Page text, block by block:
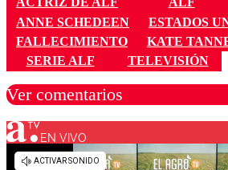
ANNE SCHEDEEN
ESTADOS
FALLECIMIENTO
KATE
SERIE ALF
TELEVISIÓN
Ver comentarios
Los comentarios son moderados
diálogo respetuoso.
EN VIVO